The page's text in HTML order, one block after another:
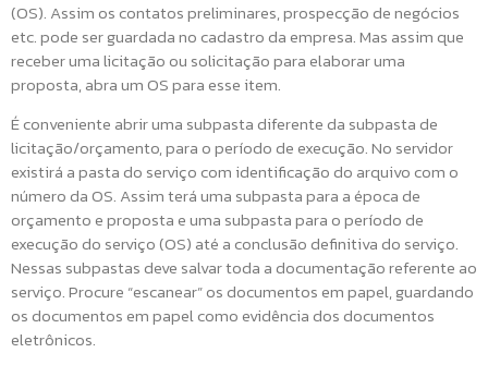
(OS). Assim os contatos preliminares, prospecção de negócios
etc. pode ser guardada no cadastro da empresa. Mas assim que
receber uma licitação ou solicitação para elaborar uma
proposta, abra um OS para esse item.
É conveniente abrir uma subpasta diferente da subpasta de
licitação/orçamento, para o período de execução. No servidor
existirá a pasta do serviço com identificação do arquivo com o
número da OS. Assim terá uma subpasta para a época de
orçamento e proposta e uma subpasta para o período de
execução do serviço (OS) até a conclusão definitiva do serviço.
Nessas subpastas deve salvar toda a documentação referente ao
serviço. Procure “escanear” os documentos em papel, guardando
os documentos em papel como evidência dos documentos
eletrônicos.